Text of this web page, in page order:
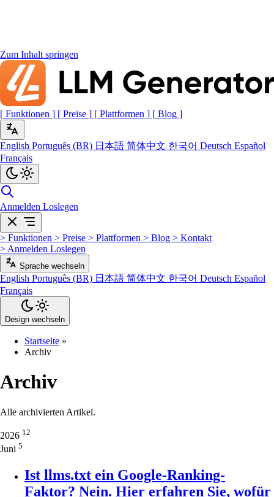
Zum Inhalt springen
[ Funktionen ] [ Preise ] [ Plattformen ] [ Blog ]
English Português (BR) 日本語 简体中文 한국어 Deutsch Español
Français
Anmelden Loslegen
> Funktionen > Preise > Plattformen > Blog > Kontakt
> Anmelden Loslegen
Sprache wechseln
English Português (BR) 日本語 简体中文 한국어 Deutsch Español
Français
Design wechseln
Startseite »
Archiv
Archiv
Alle archivierten Artikel.
2026 12
Juni 5
Ist llms.txt ein Google-Ranking-
Faktor? Nein. Hier erfahren Sie, wofür